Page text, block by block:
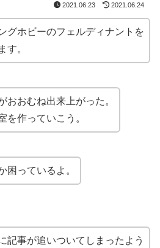
2021.06.23 2021.06.24
グホビーのフェルディナントを
す。
おおむね出来上がった。
を作っていこう。
困っているよ。
記事が追いついてしまったよう